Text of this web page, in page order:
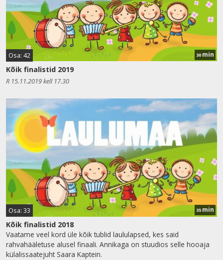
Osa: 42 30 min
Kõik finalistid 2019
R 15.11.2019 kell 17.30
Osa: 33 35 min
Kõik finalistid 2018
Vaatame veel kord üle kõik tublid laululapsed, kes said
rahvahääletuse alusel finaali. Annikaga on stuudios selle hooaja
külalissaatejuht Saara Kaptein.